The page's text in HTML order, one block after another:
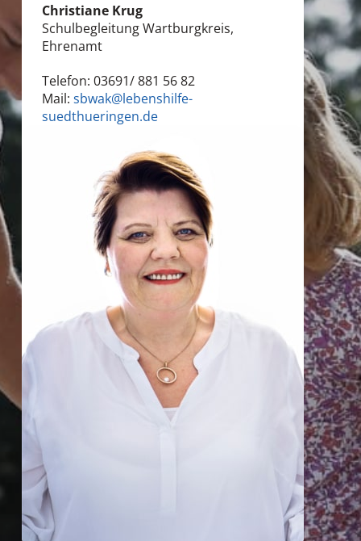
Christiane Krug
Schulbegleitung Wartburgkreis,
Ehrenamt
Telefon: 03691/ 881 56 82
Mail: sbwak@lebenshilfe-
suedthueringen.de